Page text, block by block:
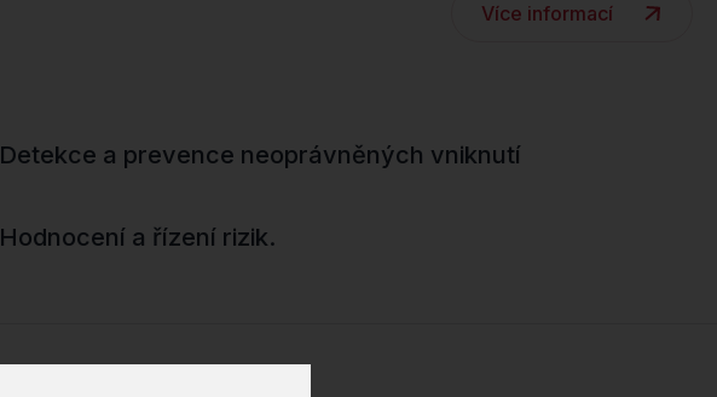
Více informací
Detekce a prevence neoprávněných vniknutí
Hodnocení a řízení rizik.